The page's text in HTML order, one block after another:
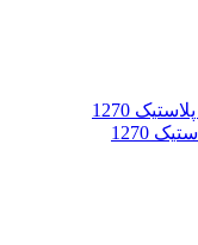
1270